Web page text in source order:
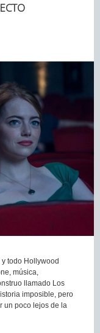
todo Hollywood
música,
llamado Los
imposible, pero
un poco lejos de la